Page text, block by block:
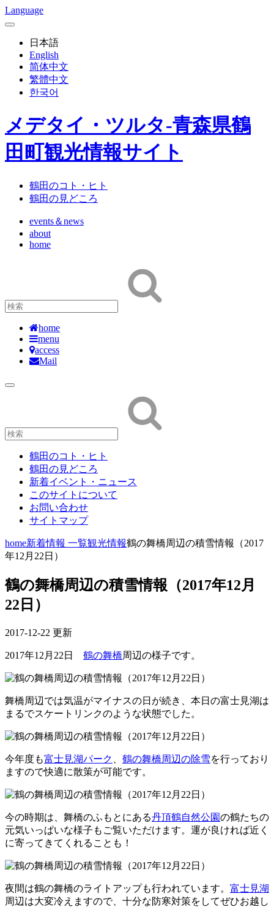
Language
日本語
English
简体中文
繁體中文
한국어
メデタイ・ツルタ-青森県鶴
田町観光情報サイト
鶴田のコト・ヒト
鶴田の見どころ
events＆news
about
home
home
menu
access
Mail
鶴田のコト・ヒト
鶴田の見どころ
新着イベント・ニュース
このサイトについて
お問い合わせ
サイトマップ
home新着情報 一覧観光情報鶴の舞橋周辺の積雪情報（2017
年12月22日）
鶴の舞橋周辺の積雪情報（2017年12月
22日）
2017-12-22 更新
2017年12月22日 鶴の舞橋周辺の様子です。
舞橋周辺では気温がマイナスの日が続き、本日の富士見湖は
まるでスケートリンクのような状態でした。
今年度も富士見湖パーク 鶴の舞橋周辺の除雪を行っており
ますので快適に散策が可能です。
今の時期は、舞橋のふもとにある丹頂鶴自然公園の鶴たちの
元気いっぱいな様子もご覧いただけます。運が良ければ近く
に寄ってきてくれることも！
夜間は鶴の舞橋のライトアップも行われています。 富士見湖
周辺は大変冷えますので、十分な防寒対策をしてぜひお越し